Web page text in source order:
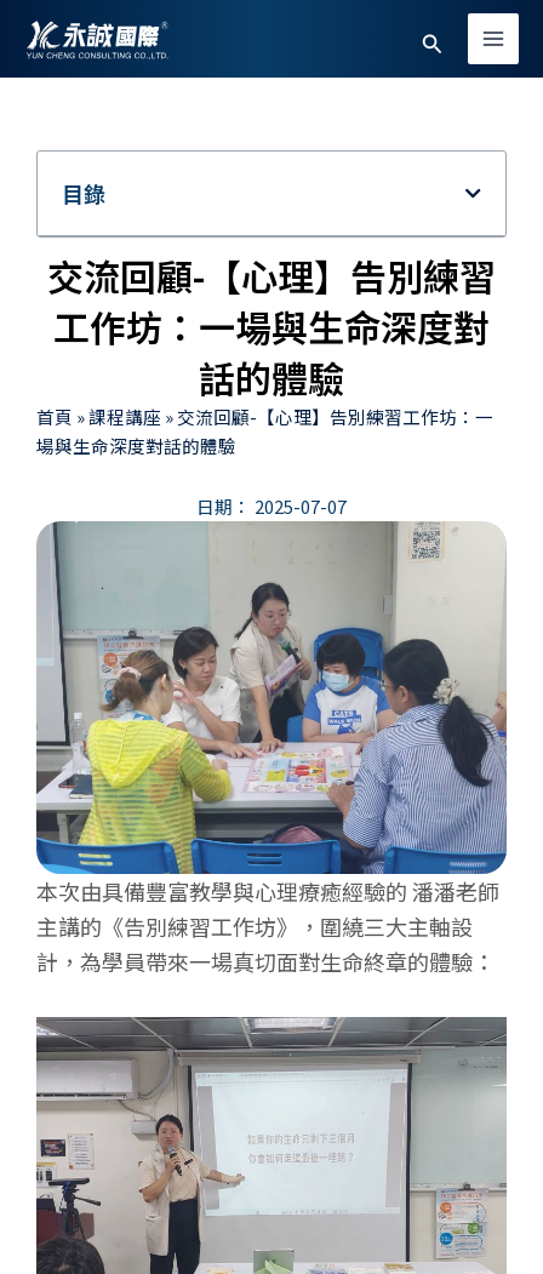
搜
尋
Main
目錄
交流回顧-【心理】告別練習
工作坊：一場與生命深度對
話的體驗
首頁 »課程講座 »交流回顧-【心理】告別練習工作坊：一
場與生命深度對話的體驗
日期： 2025-07-07
本次由具備豐富教學與心理療癒經驗的 潘潘老師
主講的《告別練習工作坊》，圍繞三大主軸設
計，為學員帶來一場真切面對生命終章的體驗：